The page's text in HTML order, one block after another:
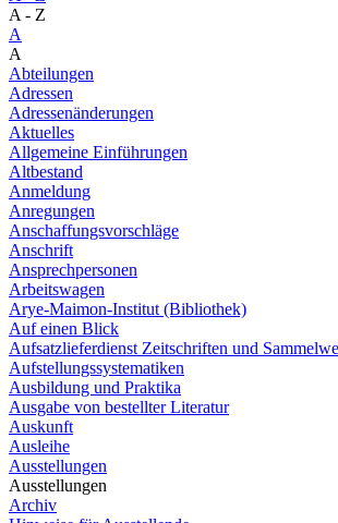
A - Z
A
A
Abteilungen
Adressen
Adressenänderungen
Aktuelles
Allgemeine Einführungen
Altbestand
Anmeldung
Anregungen
Anschaffungsvorschläge
Anschrift
Ansprechpersonen
Arbeitswagen
Arye-Maimon-Institut (Bibliothek)
Auf einen Blick
Aufsatzlieferdienst Zeitschriften und
Aufstellungssystematiken
Ausbildung und Praktika
Ausgabe von bestellter Literatur
Auskunft
Ausleihe
Ausstellungen
Ausstellungen
Archiv